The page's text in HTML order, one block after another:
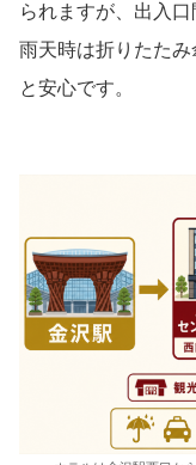
られますが、出入
雨天時は折りたたみ
と安心です。